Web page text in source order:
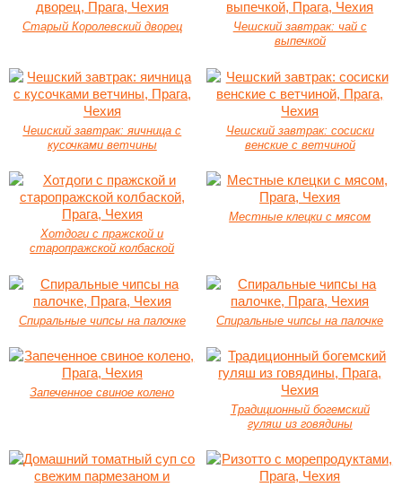
Старый Королевский дворец
Чешский завтрак: чай с
выпечкой
Чешский завтрак: яичница с
кусочками ветчины
Чешский завтрак: сосиски
венские с ветчиной
Хотдоги с пражской и
старопражской колбаской
Местные клецки с мясом
Спиральные чипсы на палочке Спиральные чипсы на палочке
Запеченное свиное колено
Традиционный богемский
гуляш из говядины